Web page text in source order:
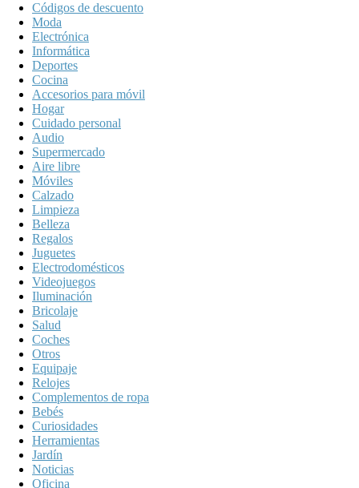
Códigos de descuento
Moda
Electrónica
Informática
Deportes
Cocina
Accesorios para móvil
Hogar
Cuidado personal
Audio
Supermercado
Aire libre
Móviles
Calzado
Limpieza
Belleza
Regalos
Juguetes
Electrodomésticos
Videojuegos
Iluminación
Bricolaje
Salud
Coches
Otros
Equipaje
Relojes
Complementos de ropa
Bebés
Curiosidades
Herramientas
Jardín
Noticias
Oficina